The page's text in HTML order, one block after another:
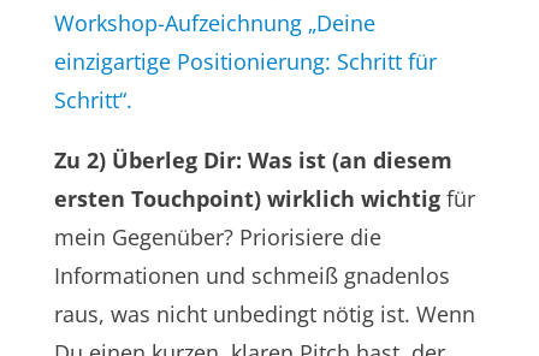
Workshop-Aufzeichnung „Deine
einzigartige Positionierung: Schritt für
Schritt“.
Zu 2) Überleg Dir: Was ist (an diesem
ersten Touchpoint) wirklich wichtigfür
mein Gegenüber? Priorisiere die
Informationen und schmeiß gnadenlos
raus, was nicht unbedingt nötig ist. Wenn